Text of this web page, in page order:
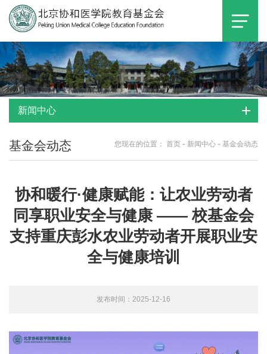
新闻中心
基金会动态 您现在的位置： 首页 - 新闻中心 - 基金会动态
协和暖行·健康赋能：让农业劳动者
同享职业安全与健康 —— 校基金会
支持重庆彭水农业劳动者开展职业安
全与健康培训
发布时间：2025-12-16